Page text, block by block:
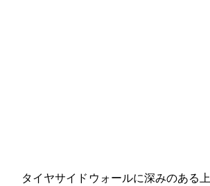
タイヤサイドウォールに深みのある